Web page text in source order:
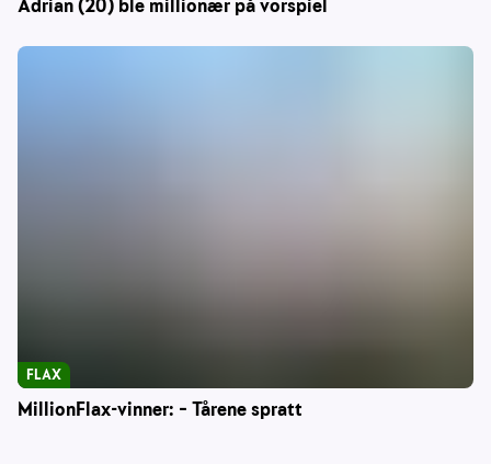
Adrian (20) ble millionær på vorspiel
MillionFlax-vinner: – Tårene spratt
FLAX